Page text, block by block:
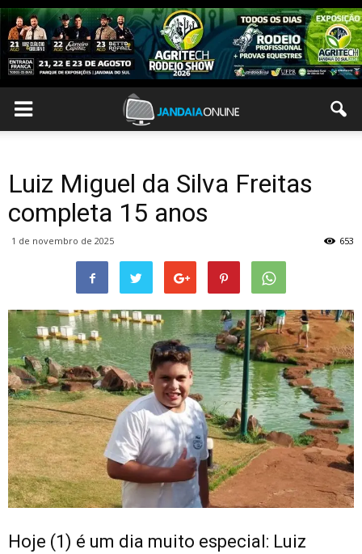
Luiz Miguel da Silva Freitas
completa 15 anos
1 de novembro de 2025 653
Hoje (1) é um dia muito especial: Luiz